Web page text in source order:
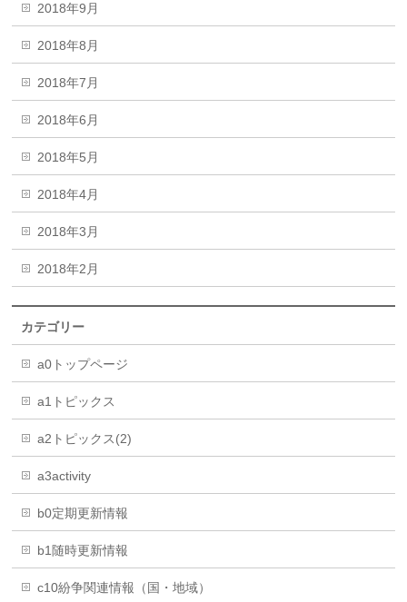
2018年9月
2018年8月
2018年7月
2018年6月
2018年5月
2018年4月
2018年3月
2018年2月
カテゴリー
a0トップページ
a1トピックス
a2トピックス(2)
a3activity
b0定期更新情報
b1随時更新情報
c10紛争関連情報（国・地域）